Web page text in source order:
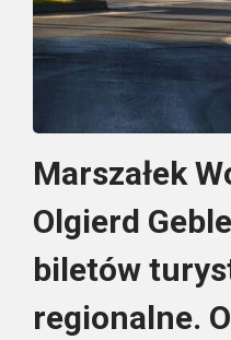
Marszałek
Olgierd
biletów
regionalne.